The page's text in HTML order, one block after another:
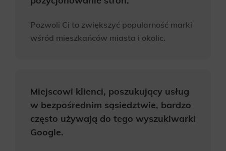
WebWave sp. z o.o. w zakresie wyżej wymienionej
komunikacji marketingowej może być przeze mnie
podstawie zgody przed jej cofnięciem.*
Pozwoli Ci to zwiększyć popularność marki
wśród mieszkańców miasta i okolic.
Miejscowi klienci, poszukujący usług
w bezpośrednim sąsiedztwie, bardzo
często używają do tego wyszukiwarki
Google.